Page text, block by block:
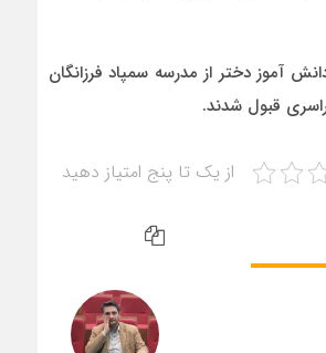
است، ۱۰۵ دانش آموز دختر از مدرسه سمپاد فرزانگان
قبول شدند.
از یک تا پنج امتیاز دهید